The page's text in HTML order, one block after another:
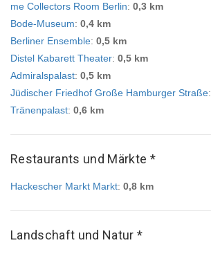
me Collectors Room Berlin: 0,3 km
Bode-Museum: 0,4 km
Berliner Ensemble: 0,5 km
Distel Kabarett Theater: 0,5 km
Admiralspalast: 0,5 km
Jüdischer Friedhof Große Hamburger Straße:
Tränenpalast: 0,6 km
Restaurants und Märkte *
Hackescher Markt Markt: 0,8 km
Landschaft und Natur *